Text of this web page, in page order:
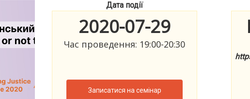
Дата події
2020-07-29
Час проведення: 19:00-20:30
Записатися на семінар